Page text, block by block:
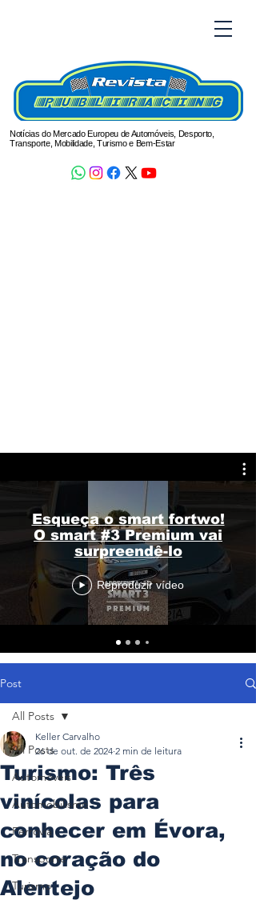
Notícias do Mercado Europeu de Automóveis, Desporto,
Transporte, Mobilidade, Turismo e Bem-Estar
Esqueça o smart fortwo!
O smart #3 Premium vai
surpreendê-lo
Reproduzir vídeo
Post
All Posts
Automóveis
Automobilismo
Ferrovia
Transporte
Turismo
All Posts
Turismo: Três
vinícolas para
conhecer em Évora,
no coração do
Alentejo
Keller Carvalho
26 de out. de 2024 2 min de leitura